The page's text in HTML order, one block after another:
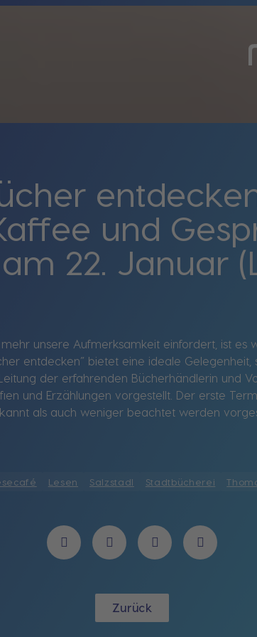
und
22. Januar
unsere Aufmerksamkeit einfordert, ist es
entdecken“ bietet eine ideale
der erfahrenden Bücherhändlerin und
und Erzählungen vorgestellt. Der erste
als auch weniger beachtet werden
Lesen Salzstadl Stadtbücherei
Zurück